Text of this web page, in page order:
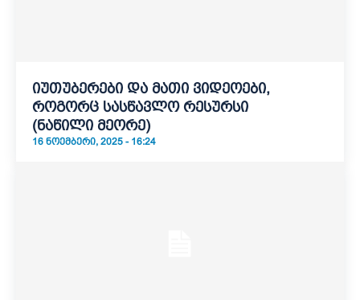
იუთუბერები და მათი ვიდეოები,
როგორც სასწავლო რესურსი
(ნაწილი მეორე)
16 ᲜᲝᲔᲛᲑᲔᲠᲘ, 2025 - 16:24